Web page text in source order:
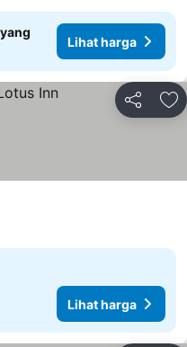
Lihat harga
Kongsi
Lihat harga